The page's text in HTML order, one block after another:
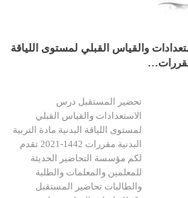
والقياس القبلي لمستوى اللياقة
مقررات…
تحضير المستقبل درس
الاستعدادات والقياس القبلي
لمستوى اللياقة البدنية مادة التربية
البدنية مقررات 1442-2021 تقدم
لكم مؤسسة التحاضير الحديثة
للمعلمين والمعلمات والطلبة
والطالبات تحاضير المستقبل